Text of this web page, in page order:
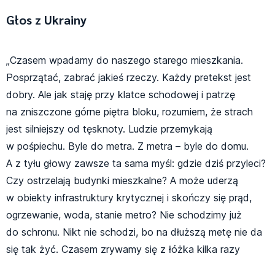
Głos z Ukrainy
„Czasem wpadamy do naszego starego mieszkania.
Posprzątać, zabrać jakieś rzeczy. Każdy pretekst jest
dobry. Ale jak staję przy klatce schodowej i patrzę
na zniszczone górne piętra bloku, rozumiem, że strach
jest silniejszy od tęsknoty. Ludzie przemykają
w pośpiechu. Byle do metra. Z metra – byle do domu.
A z tyłu głowy zawsze ta sama myśl: gdzie dziś przyleci?
Czy ostrzelają budynki mieszkalne? A może uderzą
w obiekty infrastruktury krytycznej i skończy się prąd,
ogrzewanie, woda, stanie metro? Nie schodzimy już
do schronu. Nikt nie schodzi, bo na dłuższą metę nie da
się tak żyć. Czasem zrywamy się z łóżka kilka razy